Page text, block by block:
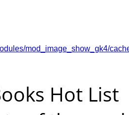
mod_image_show_gk4/
Hot List